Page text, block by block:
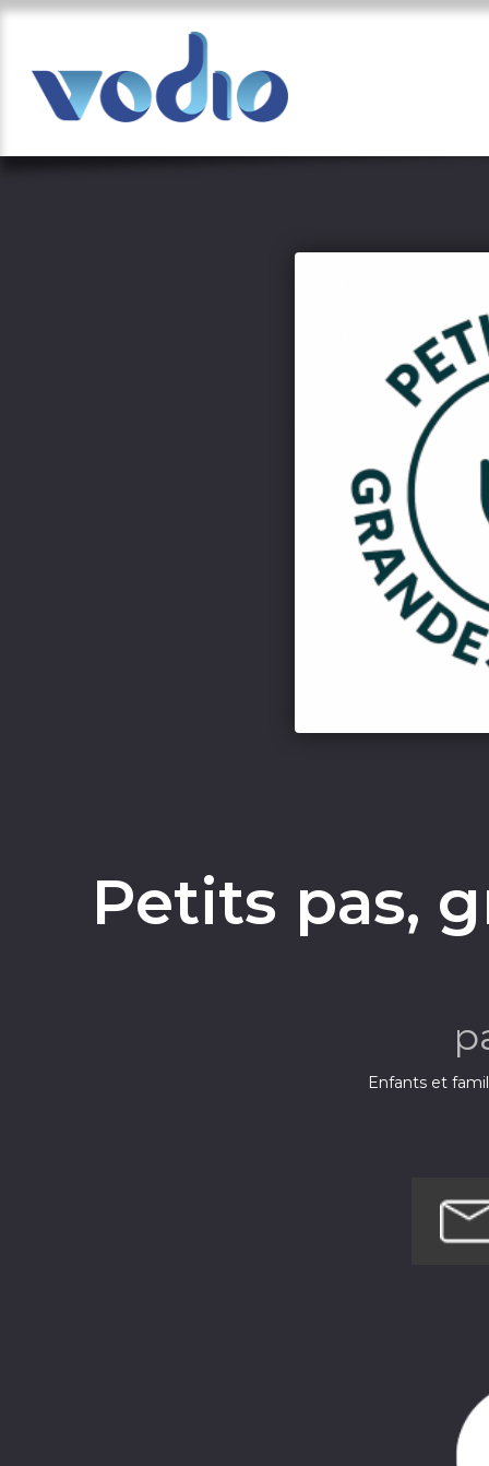
Petits pas,
Enfants et